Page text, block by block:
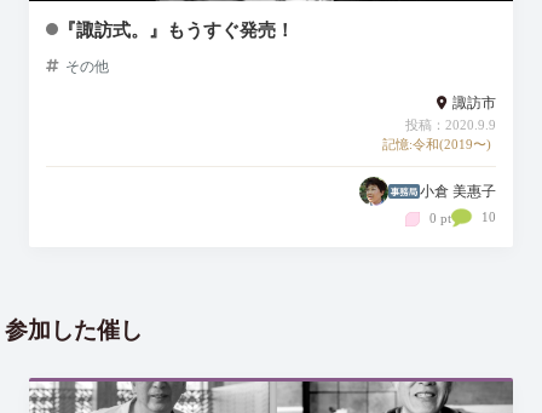
『諏訪式。』もうすぐ発売！
その他
諏訪市
投稿：2020.9.9
記憶:令和(2019〜)
小倉 美惠子
0 pt 10
参加した催し